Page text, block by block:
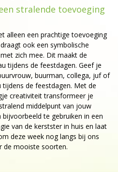
stralende toevoeging
alleen een prachtige toevoeging
ook een symbolische
zich mee. Dit maakt de
tijdens de feestdagen. Geef je
buurman, collega, juf of
de feestdagen. Met de
creativiteit transformeer je
middelpunt van jouw
te gebruiken in een
van de kerstster in huis en laat
deze week nog langs bij ons
de mooiste soorten.